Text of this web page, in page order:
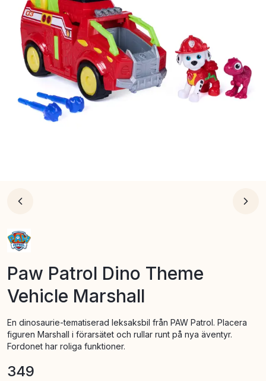
Paw Patrol Dino Theme
Vehicle Marshall
En dinosaurie-tematiserad leksaksbil från PAW Patrol. Placera
figuren Marshall i förarsätet och rullar runt på nya äventyr.
Fordonet har roliga funktioner.
349